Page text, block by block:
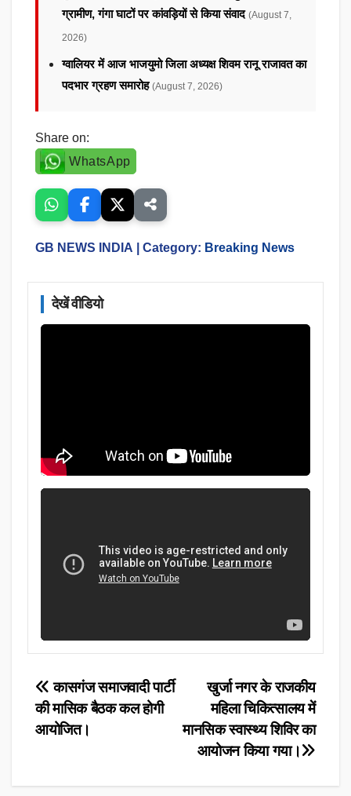
ग्रामीण, गंगा घाटों पर कांवड़ियों से किया संवाद (August 7,
2026)
ग्वालियर में आज भाजयुमो जिला अध्यक्ष शिवम रानू राजावत का
पदभार ग्रहण समारोह (August 7, 2026)
Share on:
WhatsApp
GB NEWS INDIA | Category: Breaking News
देखें वीडियो
Post
navigation
खुर्जा नगर के राजकीय
महिला चिकित्सालय में
मानसिक स्वास्थ्य शिविर का
आयोजन किया गया।
कासगंज समाजवादी पार्टी
की मासिक बैठक कल होगी
आयोजित।